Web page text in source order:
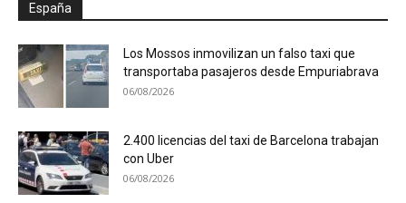
España
Los Mossos inmovilizan un falso taxi que
transportaba pasajeros desde Empuriabrava
06/08/2026
2.400 licencias del taxi de Barcelona trabajan
con Uber
06/08/2026